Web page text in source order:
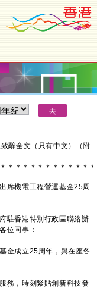
辭全文（只有中文）（附
＊ ＊ ＊ ＊ ＊ ＊ ＊ ＊ ＊ ＊ ＊ ＊ ＊
機電工程營運基金25周
駐香港特別行政區聯絡辦
位同事：
成立25周年，與在座各
，時刻緊貼創新科技發